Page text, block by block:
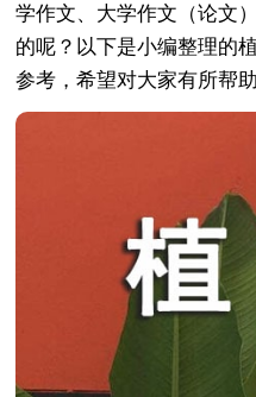
学作文、大学作文（论文
的呢？以下是小编整理的
参考，希望对大家有所帮助